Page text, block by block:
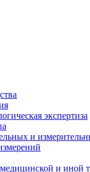
экспертиза
и
и иной